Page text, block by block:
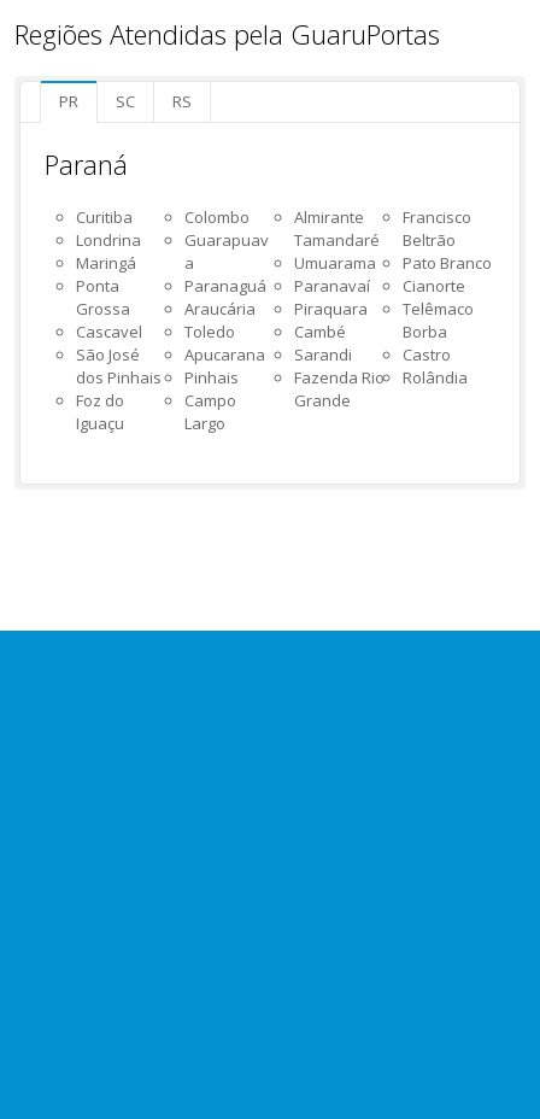
Regiões Atendidas pela GuaruPortas
PR SC RS
Paraná
Curitiba
Londrina
Maringá
Ponta
Grossa
Cascavel
São José
dos Pinhais
Foz do
Iguaçu
Colombo
Guarapuav
a
Paranaguá
Araucária
Toledo
Apucarana
Pinhais
Campo
Largo
Almirante
Tamandaré
Umuarama
Paranavaí
Piraquara
Cambé
Sarandi
Fazenda Rio
Grande
Francisco
Beltrão
Pato Branco
Cianorte
Telêmaco
Borba
Castro
Rolândia